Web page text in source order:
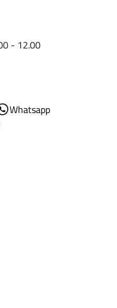
- 12.00
Whatsapp